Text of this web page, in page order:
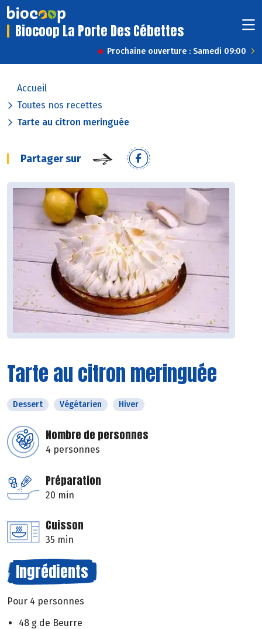
Biocoop La Porte Des Cébettes
Prochaine ouverture : Samedi 09:00
Accueil
Toutes nos recettes
Tarte au citron meringuée
Partager sur
Tarte au citron meringuée
Dessert Végétarien Hiver
Nombre de personnes
4 personnes
Préparation
20 min
Cuisson
35 min
Ingrédients
Pour 4 personnes
48 g de Beurre